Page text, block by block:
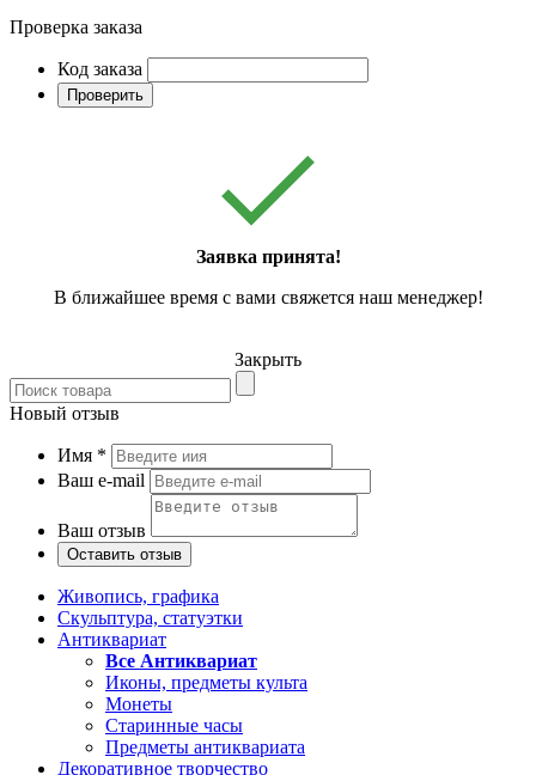
Проверка заказа
Код заказа
Проверить
Заявка принята!
В ближайшее время с вами свяжется наш менеджер!
Закрыть
Новый отзыв
Имя *
Ваш e-mail
Ваш отзыв
Живопись, графика
Скульптура, статуэтки
Антиквариат
Все Антиквариат
Иконы, предметы культа
Монеты
Старинные часы
Предметы антиквариата
Декоративное творчество